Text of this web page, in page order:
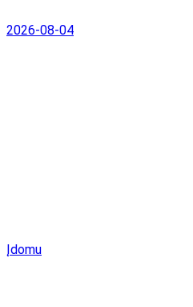
2026-08-04
Įdomu